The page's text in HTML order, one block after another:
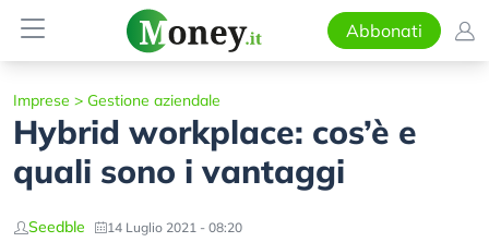
Abbonati
Imprese > Gestione aziendale
Hybrid workplace: cos’è e
quali sono i vantaggi
Seedble 14 Luglio 2021 - 08:20